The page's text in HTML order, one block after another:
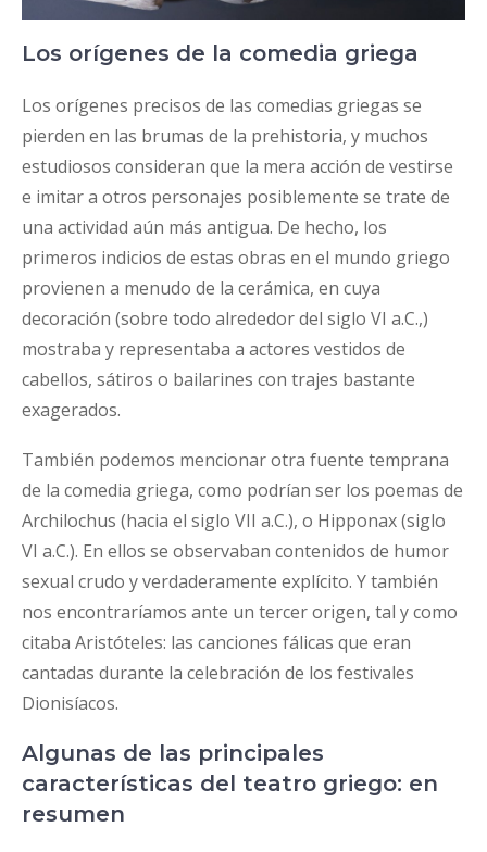
Los orígenes de la comedia griega
Los orígenes precisos de las comedias griegas se
pierden en las brumas de la prehistoria, y muchos
estudiosos consideran que la mera acción de vestirse
e imitar a otros personajes posiblemente se trate de
una actividad aún más antigua. De hecho, los
primeros indicios de estas obras en el mundo griego
provienen a menudo de la cerámica, en cuya
decoración (sobre todo alrededor del siglo VI a.C.,)
mostraba y representaba a actores vestidos de
cabellos, sátiros o bailarines con trajes bastante
exagerados.
También podemos mencionar otra fuente temprana
de la comedia griega, como podrían ser los poemas de
Archilochus (hacia el siglo VII a.C.), o Hipponax (siglo
VI a.C.). En ellos se observaban contenidos de humor
sexual crudo y verdaderamente explícito. Y también
nos encontraríamos ante un tercer origen, tal y como
citaba Aristóteles: las canciones fálicas que eran
cantadas durante la celebración de los festivales
Dionisíacos.
Algunas de las principales
características del teatro griego: en
resumen